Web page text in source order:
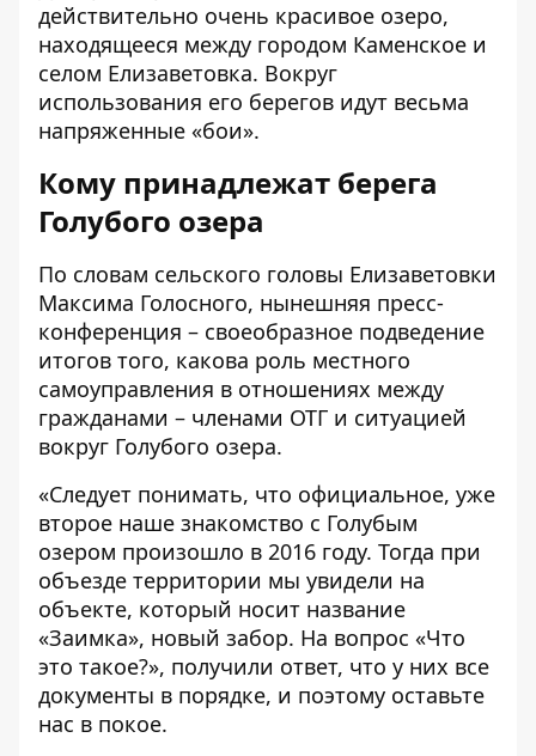
действительно очень красивое озеро,
находящееся между городом Каменское и
селом Елизаветовка. Вокруг
использования его берегов идут весьма
напряженные «бои».
Кому принадлежат берега
Голубого озера
По словам сельского головы Елизаветовки
Максима Голосного, нынешняя пресс-
конференция – своеобразное подведение
итогов того, какова роль местного
самоуправления в отношениях между
гражданами – членами ОТГ и ситуацией
вокруг Голубого озера.
«Следует понимать, что официальное, уже
второе наше знакомство с Голубым
озером произошло в 2016 году. Тогда при
объезде территории мы увидели на
объекте, который носит название
«Заимка», новый забор. На вопрос «Что
это такое?», получили ответ, что у них все
документы в порядке, и поэтому оставьте
нас в покое.